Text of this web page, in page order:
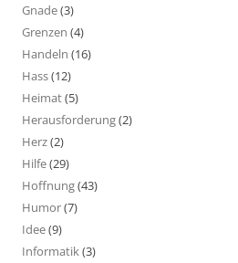
Gnade(3)
Grenzen (4)
Handeln (16)
Hass(12)
Heimat(5)
Herausforderung(2)
Herz(2)
Hilfe(29)
Hoffnung(43)
Humor(7)
Idee(9)
Informatik(3)